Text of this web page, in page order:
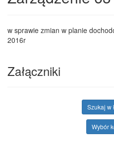
w sprawie zmian w planie
2016r
Załączniki
Szukaj w
Wybór